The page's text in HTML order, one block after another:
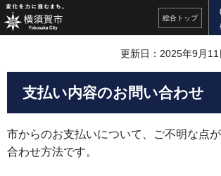
総合 トップ
更新日：2025年9月11
支払い内容のお問い合わせ
市からのお支払いについて、ご不明な点
合わせ方法です。